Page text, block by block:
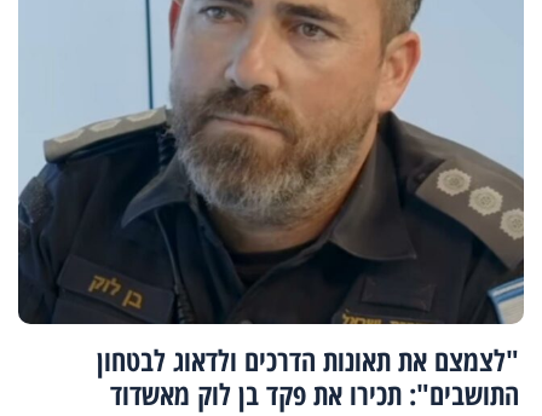
"לצמצם את תאונות הדרכים ולדאוג לבטחון
התושבים": תכירו את פקד בן לוק מאשדוד